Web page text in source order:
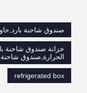
صندوق شاحنة
خزانة صندوق شاحنة
الحرارة,صندوق شاحنة
refrigerated box